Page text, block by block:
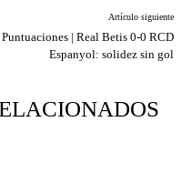
Artículo siguiente
Puntuaciones | Real Betis 0-0 RCD
Espanyol: solidez sin gol